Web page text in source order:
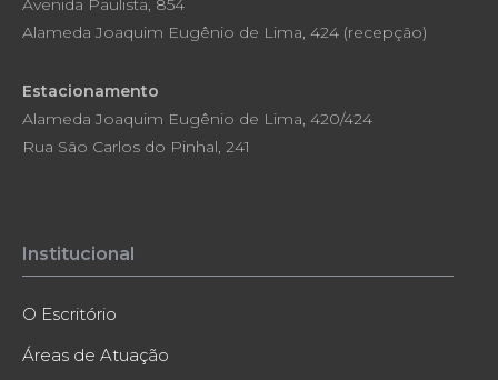
Alameda Joaquim Eugênio de Lima, 424 (recepção)
Estacionamento
Alameda Joaquim Eugênio de Lima, 420/424
Rua São Carlos do Pinhal, 241
Institucional
O Escritório
Áreas de Atuação